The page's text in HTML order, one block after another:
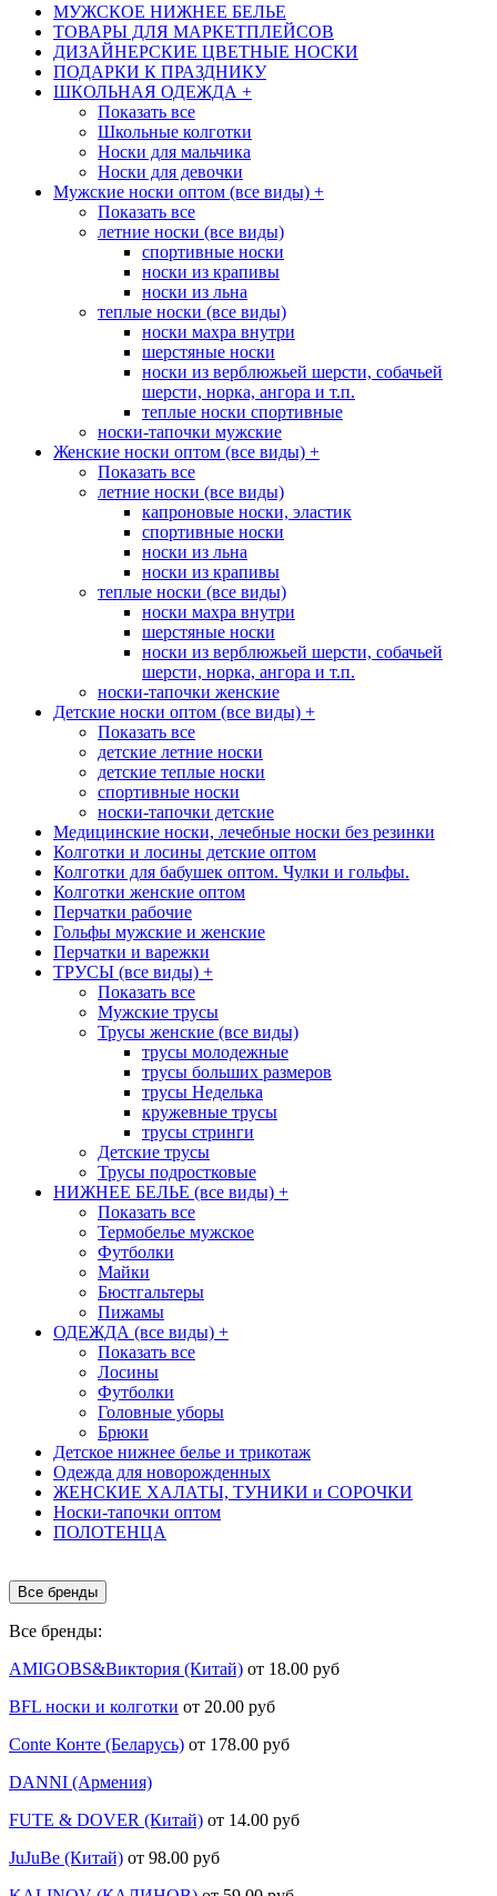
МУЖСКОЕ НИЖНЕЕ БЕЛЬЕ
ТОВАРЫ ДЛЯ МАРКЕТПЛЕЙСОВ
ДИЗАЙНЕРСКИЕ ЦВЕТНЫЕ НОСКИ
ПОДАРКИ К ПРАЗДНИКУ
ШКОЛЬНАЯ ОДЕЖДА +
Показать все
Школьные колготки
Носки для мальчика
Носки для девочки
Мужские носки оптом (все виды) +
Показать все
летние носки (все виды)
спортивные носки
носки из крапивы
носки из льна
теплые носки (все виды)
носки махра внутри
шерстяные носки
носки из верблюжьей шерсти, собачьей
шерсти, норка, ангора и т.п.
теплые носки спортивные
носки-тапочки мужские
Женские носки оптом (все виды) +
Показать все
летние носки (все виды)
капроновые носки, эластик
спортивные носки
носки из льна
носки из крапивы
теплые носки (все виды)
носки махра внутри
шерстяные носки
носки из верблюжьей шерсти, собачьей
шерсти, норка, ангора и т.п.
носки-тапочки женские
Детские носки оптом (все виды) +
Показать все
детские летние носки
детские теплые носки
спортивные носки
носки-тапочки детские
Медицинские носки, лечебные носки без резинки
Колготки и лосины детские оптом
Колготки для бабушек оптом. Чулки и гольфы.
Колготки женские оптом
Перчатки рабочие
Гольфы мужские и женские
Перчатки и варежки
ТРУСЫ (все виды) +
Показать все
Мужские трусы
Трусы женские (все виды)
трусы молодежные
трусы больших размеров
трусы Неделька
кружевные трусы
трусы стринги
Детские трусы
Трусы подростковые
НИЖНЕЕ БЕЛЬЕ (все виды) +
Показать все
Термобелье мужское
Футболки
Майки
Бюстгальтеры
Пижамы
ОДЕЖДА (все виды) +
Показать все
Лосины
Футболки
Головные уборы
Брюки
Детское нижнее белье и трикотаж
Одежда для новорожденных
ЖЕНСКИЕ ХАЛАТЫ, ТУНИКИ и СОРОЧКИ
Носки-тапочки оптом
ПОЛОТЕНЦА
Все бренды
Все бренды:
AMIGOBS&Виктория (Китай) от 18.00 руб
BFL носки и колготки от 20.00 руб
Conte Конте (Беларусь) от 178.00 руб
DANNI (Армения)
FUTE & DOVER (Китай) от 14.00 руб
JuJuBe (Китай) от 98.00 руб